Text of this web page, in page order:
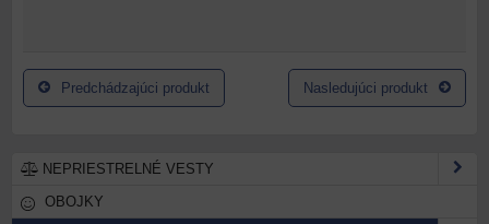
Predchádzajúci produkt Nasledujúci produkt
NEPRIESTRELNÉ VESTY
OBOJKY